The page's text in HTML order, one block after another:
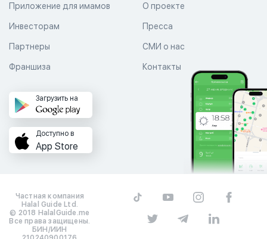
Приложение для имамов О проекте
Пресса
СМИ о нас
Контакты
Инвесторам
Партнеры
Франшиза
Загрузить на
Доступно в
App Store
Частная компания
Halal Guide Ltd.
© 2018 HalalGuide.me
Все права защищены.
БИН/ИИН